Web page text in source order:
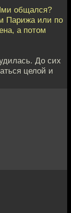
общался?
Парижа или по
а потом
До сих
целой и